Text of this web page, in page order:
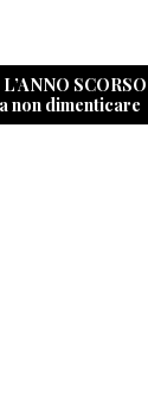
non dimenticare